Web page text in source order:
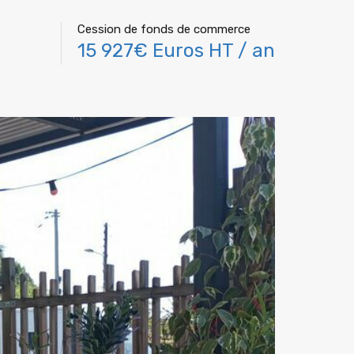
Cession de fonds de commerce
15 927€ Euros HT / an